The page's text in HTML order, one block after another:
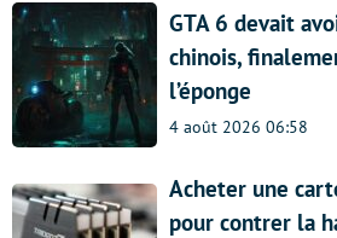
GTA 6 devait
chinois,
l’éponge
4 août 2026 06:58
Acheter une
pour contrer la